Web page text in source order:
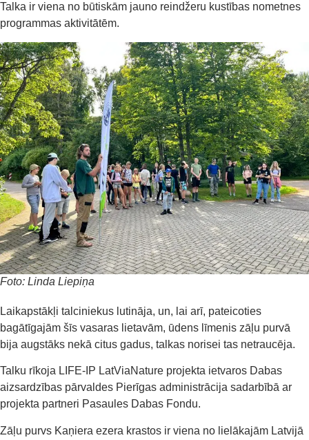
Talka ir viena no būtiskām jauno reindžeru kustības nometnes
programmas aktivitātēm.
Foto: Linda Liepiņa
Laikapstākļi talciniekus lutināja, un, lai arī, pateicoties
bagātīgajām šīs vasaras lietavām, ūdens līmenis zāļu purvā
bija augstāks nekā citus gadus, talkas norisei tas netraucēja.
Talku rīkoja LIFE-IP LatViaNature projekta ietvaros Dabas
aizsardzības pārvaldes Pierīgas administrācija sadarbībā ar
projekta partneri Pasaules Dabas Fondu.
Zāļu purvs Kaņiera ezera krastos ir viena no lielākajām Latvijā